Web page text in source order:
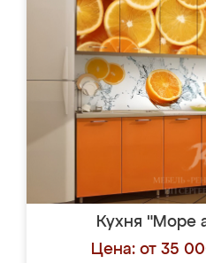
Кухня "Море
Цена: от 35